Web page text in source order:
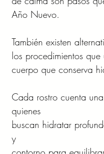
Año Nuevo.
También existen
los procedimientos
cuerpo que conserva
Cada rostro cuenta
quienes
buscan hidratar
y